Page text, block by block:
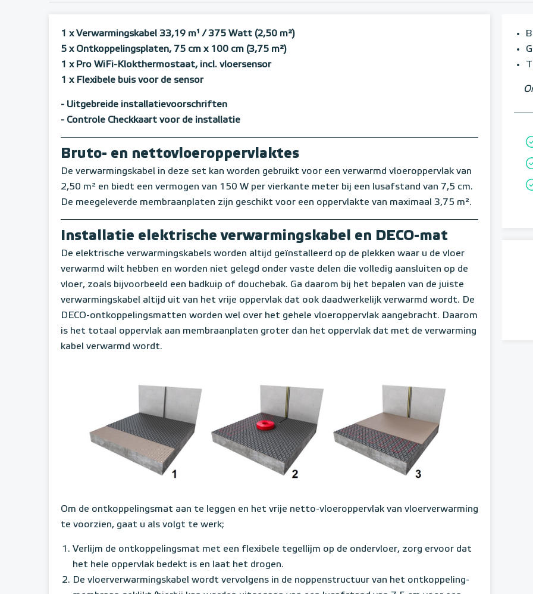
1 x Verwarmingskabel 33,19 m¹ / 375 Watt (2,50 m²)
5 x Ontkoppelingsplaten, 75 cm x 100 cm (3,75 m²)
1 x Pro WiFi-Klokthermostaat, incl. vloersensor
1 x Flexibele buis voor de sensor
- Uitgebreide installatievoorschriften
- Controle Checkkaart voor de installatie
Bruto- en nettovloeroppervlaktes
De verwarmingskabel in deze set kan worden gebruikt voor een verwarmd vloeroppervlak van
2,50 m² en biedt een vermogen van 150 W per vierkante meter bij een lusafstand van 7,5 cm.
De meegeleverde membraanplaten zijn geschikt voor een oppervlakte van maximaal 3,75 m².
Installatie elektrische verwarmingskabel en DECO-mat
De elektrische verwarmingskabels worden altijd geïnstalleerd op de plekken waar u de vloer
verwarmd wilt hebben en worden niet gelegd onder vaste delen die volledig aansluiten op de
vloer, zoals bijvoorbeeld een badkuip of douchebak. Ga daarom bij het bepalen van de juiste
verwarmingskabel altijd uit van het vrije oppervlak dat ook daadwerkelijk verwarmd wordt. De
DECO-ontkoppelingsmatten worden wel over het gehele vloeroppervlak aangebracht. Daarom
is het totaal oppervlak aan membraanplaten groter dan het oppervlak dat met de verwarming
kabel verwarmd wordt.
Om de ontkoppelingsmat aan te leggen en het vrije netto-vloeroppervlak van vloerverwarming
te voorzien, gaat u als volgt te werk;
Verlijm de ontkoppelingsmat met een flexibele tegellijm op de ondervloer, zorg ervoor dat
het hele oppervlak bedekt is en laat het drogen.
De vloerverwarmingskabel wordt vervolgens in de noppenstructuur van het ontkoppeling-